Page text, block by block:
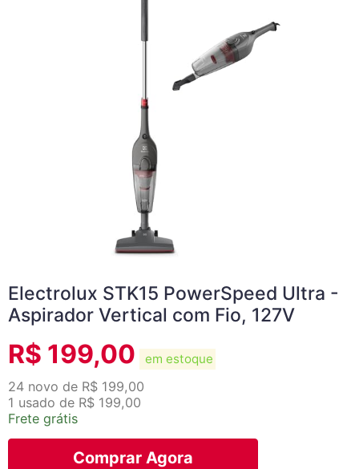
Electrolux STK15 PowerSpeed Ultra -
Aspirador Vertical com Fio, 127V
R$ 199,00 em estoque
24 novo de R$ 199,00
1 usado de R$ 199,00
Frete grátis
Comprar Agora